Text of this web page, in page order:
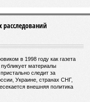
расследований
в 1998 году как газета
материалы
следит за
Украине, странах СНГ,
внешняя политика